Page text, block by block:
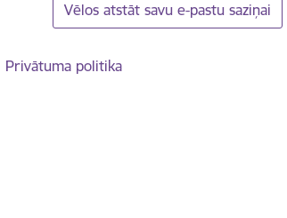
Vēlos atstāt savu e-pastu saziņai
Privātuma politika